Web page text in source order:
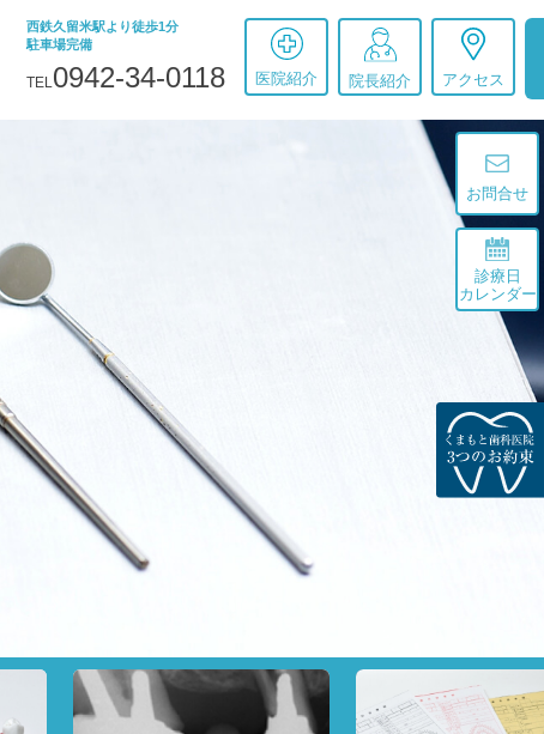
西鉄久留米駅より徒歩1分
駐車場完備
TEL0942-34-0118 医院紹介 院長紹介 アクセス
お問合せ
診療日
カレンダー